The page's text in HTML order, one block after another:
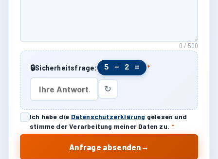
0 / 500
🔒Sicherheitsfrage: 5 − 2 = *
↻
Ich habe die Datenschutzerklärung gelesen und
stimme der Verarbeitung meiner Daten zu. *
Anfrage absenden →